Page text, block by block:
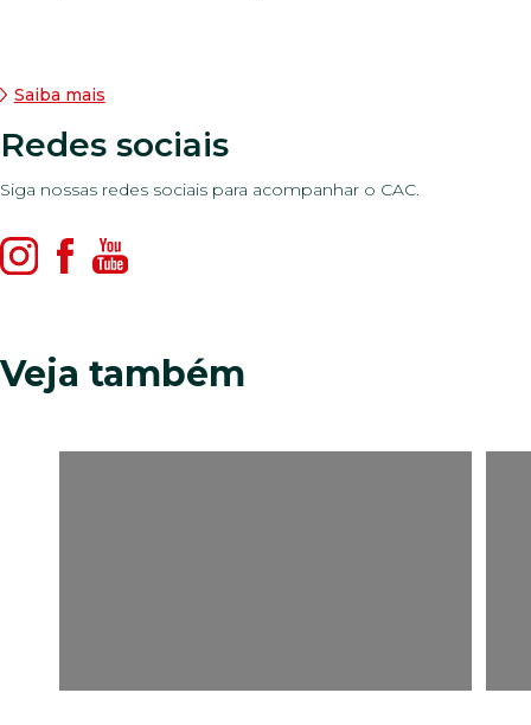
Saiba mais
Redes sociais
Siga nossas redes sociais para acompanhar o CAC.
Veja também